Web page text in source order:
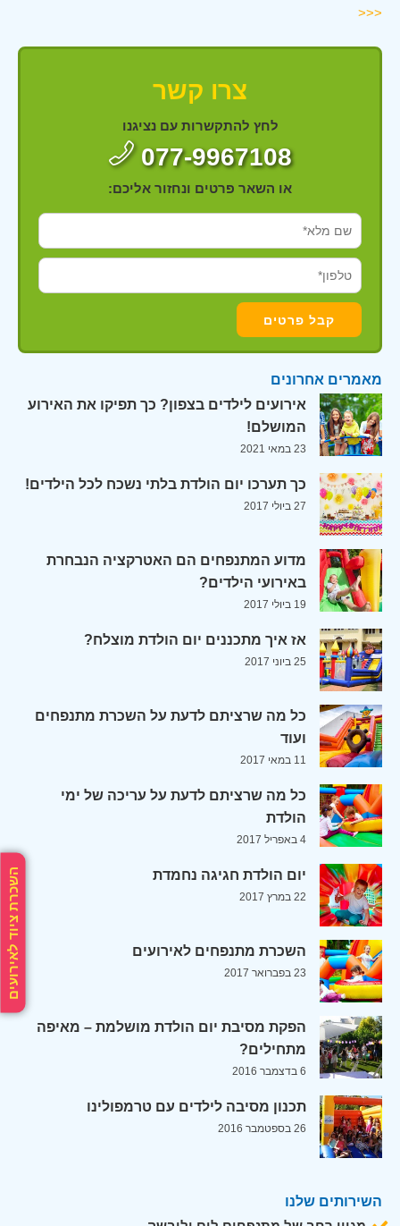
השכרת ציוד לאירועים
<<<
צרו קשר
לחץ להתקשרות עם נציגנו
077-9967108
או השאר פרטים ונחזור אליכם:
מאמרים אחרונים
אירועים לילדים בצפון? כך תפיקו את האירוע
המושלם!
23 במאי 2021
כך תערכו יום הולדת בלתי נשכח לכל הילדים!
27 ביולי 2017
מדוע המתנפחים הם האטרקציה הנבחרת
באירועי הילדים?
19 ביולי 2017
אז איך מתכננים יום הולדת מוצלח?
25 ביוני 2017
כל מה שרציתם לדעת על השכרת מתנפחים
ועוד
11 במאי 2017
כל מה שרציתם לדעת על עריכה של ימי
הולדת
4 באפריל 2017
יום הולדת חגיגה נחמדת
22 במרץ 2017
השכרת מתנפחים לאירועים
23 בפברואר 2017
הפקת מסיבת יום הולדת מושלמת – מאיפה
מתחילים?
6 בדצמבר 2016
תכנון מסיבה לילדים עם טרמפולינו
26 בספטמבר 2016
השירותים שלנו